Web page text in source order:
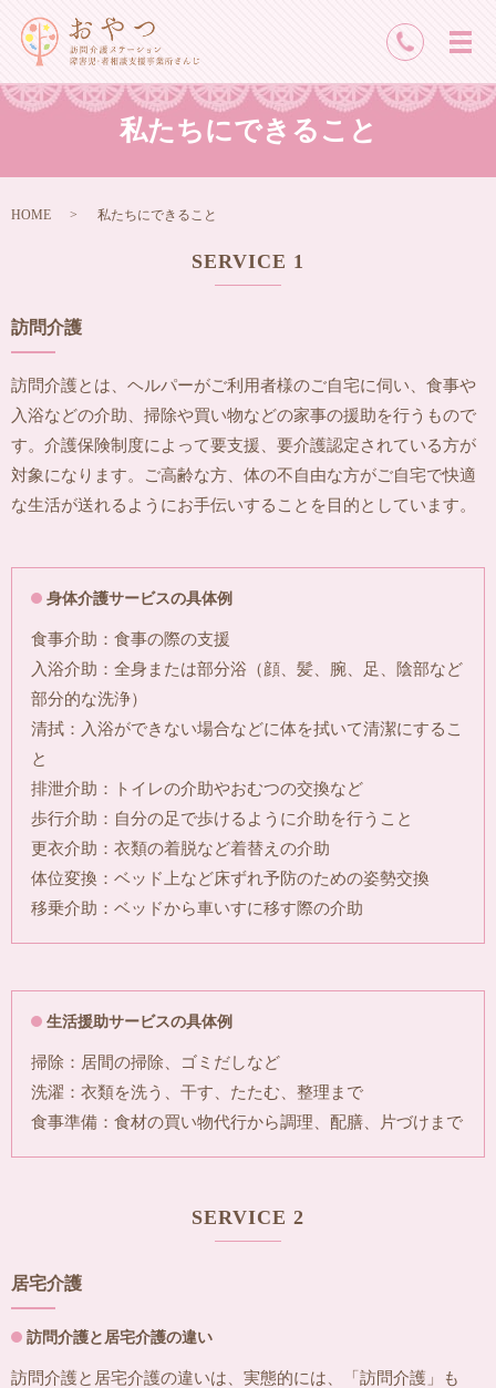
メ
私たちにできること
HOME 私たちにできること
SERVICE 1
訪問介護
訪問介護とは、ヘルパーがご利用者様のご自宅に伺い、食事や
入浴などの介助、掃除や買い物などの家事の援助を行うもので
す。介護保険制度によって要支援、要介護認定されている方が
対象になります。ご高齢な方、体の不自由な方がご自宅で快適
な生活が送れるようにお手伝いすることを目的としています。
身体介護サービスの具体例
食事介助：食事の際の支援
入浴介助：全身または部分浴（顔、髪、腕、足、陰部など
部分的な洗浄）
清拭：入浴ができない場合などに体を拭いて清潔にするこ
と
排泄介助：トイレの介助やおむつの交換など
歩行介助：自分の足で歩けるように介助を行うこと
更衣介助：衣類の着脱など着替えの介助
体位変換：ベッド上など床ずれ予防のための姿勢交換
移乗介助：ベッドから車いすに移す際の介助
生活援助サービスの具体例
掃除：居間の掃除、ゴミだしなど
洗濯：衣類を洗う、干す、たたむ、整理まで
食事準備：食材の買い物代行から調理、配膳、片づけまで
SERVICE 2
居宅介護
訪問介護と居宅介護の違い
訪問介護と居宅介護の違いは、実態的には、「訪問介護」も